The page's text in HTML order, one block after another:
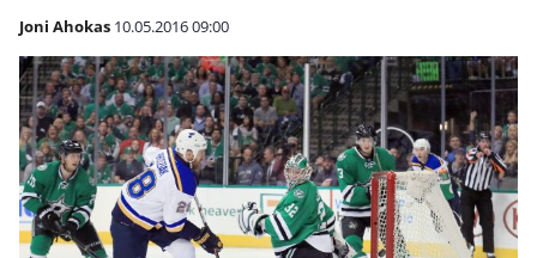
Joni Ahokas 10.05.201609:00